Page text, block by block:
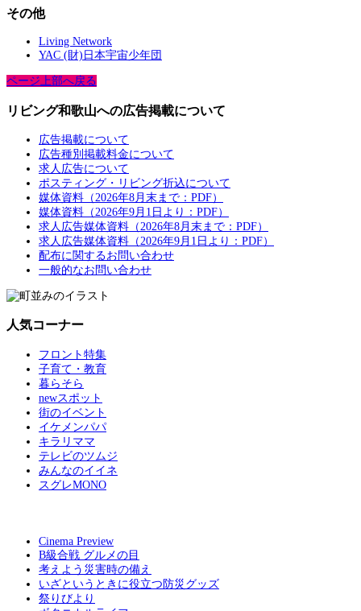
その他
Living Network
YAC (財)日本宇宙少年団
ページ上部へ戻る
リビング和歌山への広告掲載について
広告掲載について
広告種別掲載料金について
求人広告について
ポスティング・リビング折込について
媒体資料（2026年8月末まで：PDF）
媒体資料（2026年9月1日より：PDF）
求人広告媒体資料（2026年8月末まで：PDF）
求人広告媒体資料（2026年9月1日より：PDF）
配布に関するお問い合わせ
一般的なお問い合わせ
人気コーナー
フロント特集
子育て・教育
暮らそら
newスポット
街のイベント
イケメンパパ
キラリママ
テレビのツムジ
みんなのイイネ
スグレMONO
Cinema Preview
B級合戦 グルメの目
考えよう災害時の備え
いざというときに役立つ防災グッズ
祭りびより